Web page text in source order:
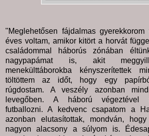
"Meglehetősen fájdalmas
éves voltam, amikor kitört a horvát
családommal háborús zónában
nagypapámat is, akit
menekülttáborokba kényszerítettek
töltöttem az időt, hogy egy
rúgdostam. A veszély azonban
levegőben. A háború végeztével
futballozni. A kedvenc csapatom a
azonban elutasítottak, mondván,
nagyon alacsony a súlyom is.